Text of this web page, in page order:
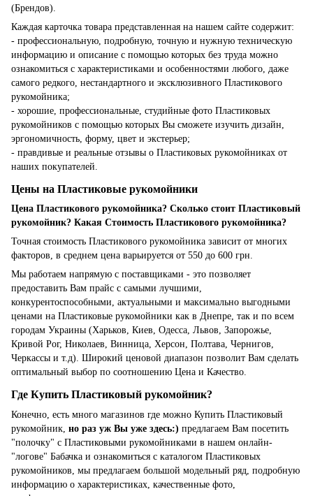
(Брендов).
Каждая карточка товара представленная на нашем сайте содержит:
- профессиональную, подробную, точную и нужную техническую
информацию и описание с помощью которых без труда можно
ознакомиться с характеристиками и особенностями любого, даже
самого редкого, нестандартного и эксклюзивного Пластикового
рукомойника;
- хорошие, профессиональные, студийные фото Пластиковых
рукомойников с помощью которых Вы сможете изучить дизайн,
эргономичность, форму, цвет и экстерьер;
- правдивые и реальные отзывы о Пластиковых рукомойниках от
наших покупателей.
Цены на Пластиковые рукомойники
Цена Пластикового рукомойника? Сколько стоит Пластиковый
рукомойник? Какая Стоимость Пластикового рукомойника?
Точная стоимость Пластикового рукомойника зависит от многих
факторов, в среднем цена варьируется от 550 до 600 грн.
Мы работаем напрямую с поставщиками - это позволяет
предоставить Вам прайс с самыми лучшими,
конкурентоспособными, актуальными и максимально выгодными
ценами на Пластиковые рукомойники как в Днепре, так и по всем
городам Украины (Харьков, Киев, Одесса, Львов, Запорожье,
Кривой Рог, Николаев, Винница, Херсон, Полтава, Чернигов,
Черкассы и т.д). Широкий ценовой диапазон позволит Вам сделать
оптимальный выбор по соотношению Цена и Качество.
Где Купить Пластиковый рукомойник?
Конечно, есть много магазинов где можно Купить Пластиковый
рукомойник, но раз уж Вы уже здесь:) предлагаем Вам посетить
"полочку" с Пластиковыми рукомойниками в нашем онлайн-
"логове" Бабачка и ознакомиться с каталогом Пластиковых
рукомойников, мы предлагаем большой модельный ряд, подробную
информацию о характеристиках, качественные фото,